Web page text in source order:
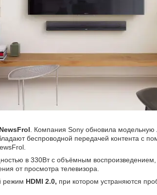
. Компания Sony обновила
беспроводной передачей контента с
в 330Вт с объёмным
от просмотра телевизора.
режим HDMI 2.0, при котором устраняются